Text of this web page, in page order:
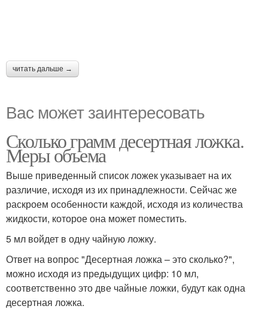
читать дальше →
Вас может заинтересовать
Сколько грамм десертная ложка.
Меры объема
Выше приведенный список ложек указывает на их
различие, исходя из их принадлежности. Сейчас же
раскроем особенности каждой, исходя из количества
жидкости, которое она может поместить.
5 мл войдет в одну чайную ложку.
Ответ на вопрос "Десертная ложка – это сколько?",
можно исходя из предыдущих цифр: 10 мл,
соответственно это две чайные ложки, будут как одна
десертная ложка.